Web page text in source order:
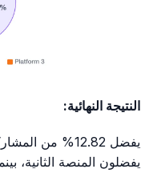
النتيجة النهائية: